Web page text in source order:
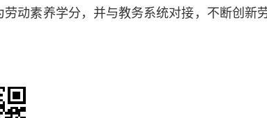
动素养学分，并与教务系统对接，不断创新